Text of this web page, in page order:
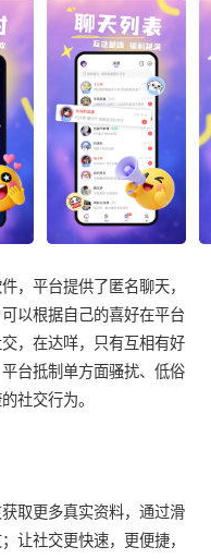
，平台提供了匿名聊天，
以根据自己的喜好在平台
，在达咩，只有互相有好
台抵制单方面骚扰、低俗
社交行为。
取更多真实资料，通过滑
让社交更快速，更便捷，